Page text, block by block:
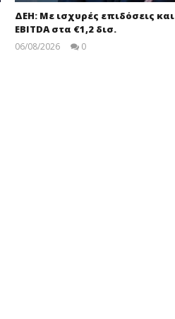
ΔΕΗ: Με ισχυρές επιδόσεις και
EBITDA στα €1,2 δισ.
06/08/2026
0